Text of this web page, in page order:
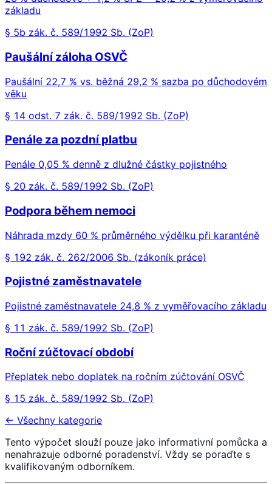
základu
§ 5b zák. č. 589/1992 Sb. (ZoP)
Paušální záloha OSVČ
Paušální 22,7 % vs. běžná 29,2 % sazba po důchodovém
věku
§ 14 odst. 7 zák. č. 589/1992 Sb. (ZoP)
Penále za pozdní platbu
Penále 0,05 % denně z dlužné částky pojistného
§ 20 zák. č. 589/1992 Sb. (ZoP)
Podpora během nemoci
Náhrada mzdy 60 % průměrného výdělku při karanténě
§ 192 zák. č. 262/2006 Sb. (zákoník práce)
Pojistné zaměstnavatele
Pojistné zaměstnavatele 24,8 % z vyměřovacího základu
§ 11 zák. č. 589/1992 Sb. (ZoP)
Roční zúčtovací období
Přeplatek nebo doplatek na ročním zúčtování OSVČ
§ 15 zák. č. 589/1992 Sb. (ZoP)
← Všechny kategorie
Tento výpočet slouží pouze jako informativní pomůcka a
nenahrazuje odborné poradenství. Vždy se poraďte s
kvalifikovaným odborníkem.